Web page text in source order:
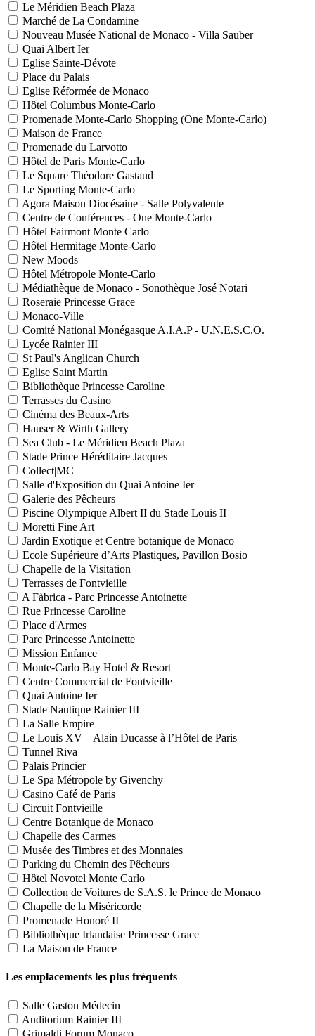
Le Méridien Beach Plaza
Marché de La Condamine
Nouveau Musée National de Monaco - Villa Sauber
Quai Albert Ier
Eglise Sainte-Dévote
Place du Palais
Eglise Réformée de Monaco
Hôtel Columbus Monte-Carlo
Promenade Monte-Carlo Shopping (One Monte-Carlo)
Maison de France
Promenade du Larvotto
Hôtel de Paris Monte-Carlo
Le Square Théodore Gastaud
Le Sporting Monte-Carlo
Agora Maison Diocésaine - Salle Polyvalente
Centre de Conférences - One Monte-Carlo
Hôtel Fairmont Monte Carlo
Hôtel Hermitage Monte-Carlo
New Moods
Hôtel Métropole Monte-Carlo
Médiathèque de Monaco - Sonothèque José Notari
Roseraie Princesse Grace
Monaco-Ville
Comité National Monégasque A.I.A.P - U.N.E.S.C.O.
Lycée Rainier III
St Paul's Anglican Church
Eglise Saint Martin
Bibliothèque Princesse Caroline
Terrasses du Casino
Cinéma des Beaux-Arts
Hauser & Wirth Gallery
Sea Club - Le Méridien Beach Plaza
Stade Prince Héréditaire Jacques
Collect|MC
Salle d'Exposition du Quai Antoine Ier
Galerie des Pêcheurs
Piscine Olympique Albert II du Stade Louis II
Moretti Fine Art
Jardin Exotique et Centre botanique de Monaco
Ecole Supérieure d’Arts Plastiques, Pavillon Bosio
Chapelle de la Visitation
Terrasses de Fontvieille
A Fàbrica - Parc Princesse Antoinette
Rue Princesse Caroline
Place d'Armes
Parc Princesse Antoinette
Mission Enfance
Monte-Carlo Bay Hotel & Resort
Centre Commercial de Fontvieille
Quai Antoine Ier
Stade Nautique Rainier III
La Salle Empire
Le Louis XV – Alain Ducasse à l’Hôtel de Paris
Tunnel Riva
Palais Princier
Le Spa Métropole by Givenchy
Casino Café de Paris
Circuit Fontvieille
Centre Botanique de Monaco
Chapelle des Carmes
Musée des Timbres et des Monnaies
Parking du Chemin des Pêcheurs
Hôtel Novotel Monte Carlo
Collection de Voitures de S.A.S. le Prince de Monaco
Chapelle de la Miséricorde
Promenade Honoré II
Bibliothèque Irlandaise Princesse Grace
La Maison de France
Les emplacements les plus fréquents
Salle Gaston Médecin
Auditorium Rainier III
Grimaldi Forum Monaco